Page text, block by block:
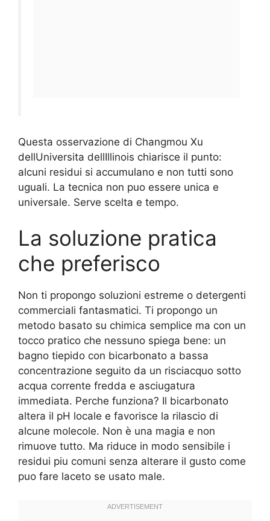
Questa osservazione di Changmou Xu
dellUniversita dellIllinois chiarisce il punto:
alcuni residui si accumulano e non tutti sono
uguali. La tecnica non puo essere unica e
universale. Serve scelta e tempo.
La soluzione pratica
che preferisco
Non ti propongo soluzioni estreme o detergenti
commerciali fantasmatici. Ti propongo un
metodo basato su chimica semplice ma con un
tocco pratico che nessuno spiega bene: un
bagno tiepido con bicarbonato a bassa
concentrazione seguito da un risciacquo sotto
acqua corrente fredda e asciugatura
immediata. Perche funziona? Il bicarbonato
altera il pH locale e favorisce la rilascio di
alcune molecole. Non è una magia e non
rimuove tutto. Ma riduce in modo sensibile i
residui piu comuni senza alterare il gusto come
puo fare laceto se usato male.